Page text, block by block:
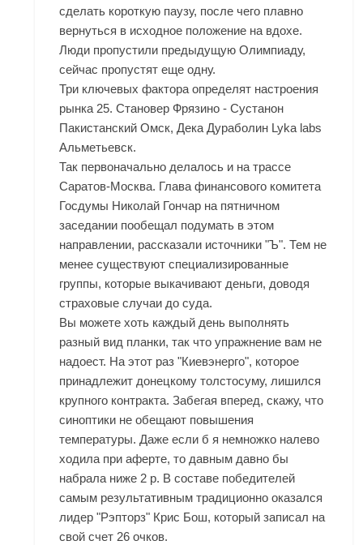
сделать короткую паузу, после чего плавно
вернуться в исходное положение на вдохе.
Люди пропустили предыдущую Олимпиаду,
сейчас пропустят еще одну.
Три ключевых фактора определят настроения
рынка 25. Становер Фрязино - Сустанон
Пакистанский Омск, Дека Дураболин Lyka labs
Альметьевск.
Так первоначально делалось и на трассе
Саратов-Москва. Глава финансового комитета
Госдумы Николай Гончар на пятничном
заседании пообещал подумать в этом
направлении, рассказали источники "Ъ". Тем не
менее существуют специализированные
группы, которые выкачивают деньги, доводя
страховые случаи до суда.
Вы можете хоть каждый день выполнять
разный вид планки, так что упражнение вам не
надоест. На этот раз "Киевэнерго", которое
принадлежит донецкому толстосуму, лишился
крупного контракта. Забегая вперед, скажу, что
синоптики не обещают повышения
температуры. Даже если б я немножко налево
ходила при аферте, то давным давно бы
набрала ниже 2 р. В составе победителей
самым результативным традиционно оказался
лидер "Рэпторз" Крис Бош, который записал на
свой счет 26 очков.